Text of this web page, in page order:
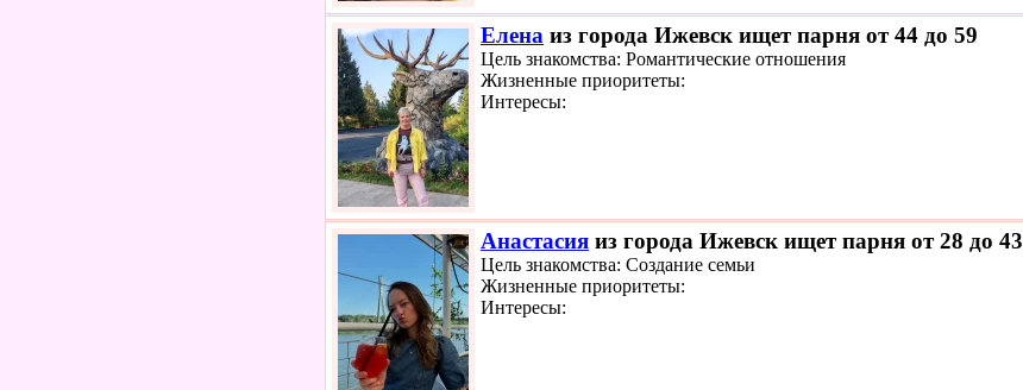
Елена из города Ижевск ищет парня от 44 до 59
Цель знакомства: Романтические отношения
Жизненные приоритеты:
Интересы:
Анастасия из города Ижевск ищет парня от 28 до 43
Цель знакомства: Создание семьи
Жизненные приоритеты:
Интересы: